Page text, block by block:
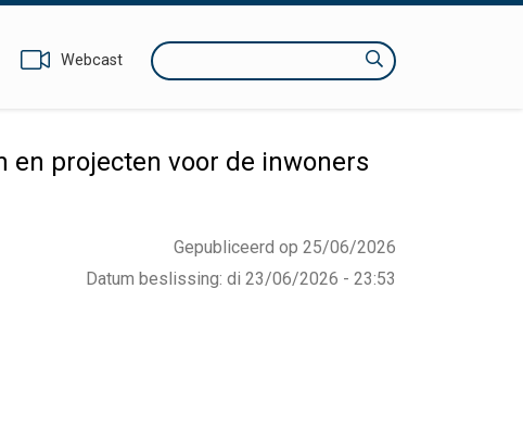
Webcast Zoeken
en projecten voor de inwoners
Gepubliceerd op 25/06/2026
Datum beslissing: di 23/06/2026 - 23:53